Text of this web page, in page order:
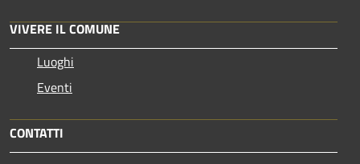
VIVERE IL COMUNE
Luoghi
Eventi
CONTATTI